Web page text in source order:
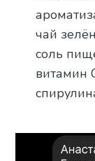
чай
соль
витамин